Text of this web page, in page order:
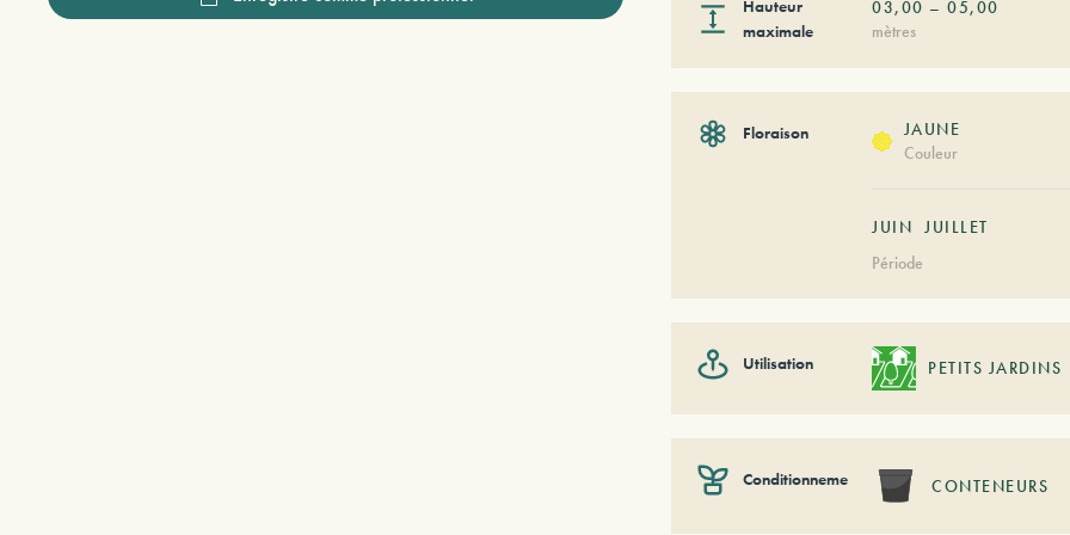
Hauteur
maximale
03,00 –05,00
mètres
Floraison
JAUNE
Couleur
JUIN
JUILLET
Période
Utilisation PETITS JARDINS
Conditionnement CONTENEURS